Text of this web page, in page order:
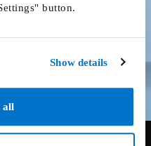
button.
Show details
all
Drama